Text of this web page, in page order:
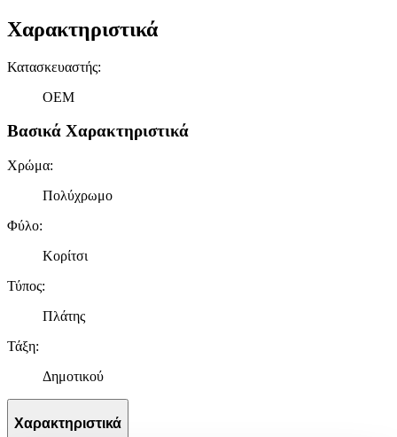
Χαρακτηριστικά
Κατασκευαστής:
OEM
Βασικά Χαρακτηριστικά
Χρώμα:
Πολύχρωμο
Φύλο:
Κορίτσι
Τύπος:
Πλάτης
Τάξη:
Δημοτικού
Χαρακτηριστικά